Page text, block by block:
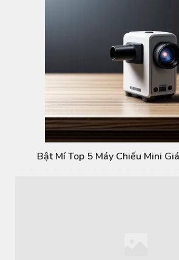
Bật Mí Top 5 Máy Chiếu Mini